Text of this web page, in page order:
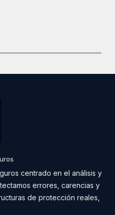
centrado en el análisis y
errores, carencias y
de protección reales,